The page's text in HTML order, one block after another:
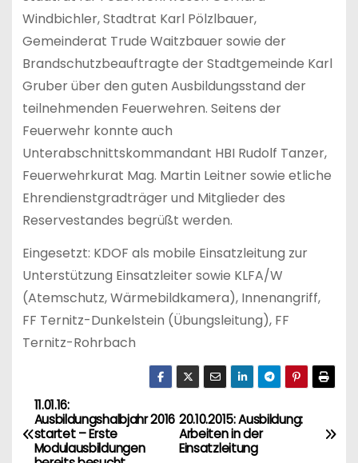
Windbichler, Stadtrat Karl Pölzlbauer,
Gemeinderat Trude Waitzbauer sowie der
Brandschutzbeauftragte der Stadtgemeinde Karl
Gruber über den guten Ausbildungsstand der
teilnehmenden Feuerwehren. Seitens der
Feuerwehr konnte auch
Unterabschnittskommandant HBI Rudolf Tanzer,
Feuerwehrkurat Mag. Martin Leitner sowie etliche
Ehrendienstgradträger und Mitglieder des
Reservestandes begrüßt werden.
Eingesetzt: KDOF als mobile Einsatzleitung zur
Unterstützung Einsatzleiter sowie KLFA/W
(Atemschutz, Wärmebildkamera), Innenangriff,
FF Ternitz-Dunkelstein (Übungsleitung), FF
Ternitz-Rohrbach
B
e
20.10.2015: Ausbildung:
Arbeiten in der
Einsatzleitung
11.01.16:
Ausbildungshalbjahr 2016
startet – Erste
Modulausbildungen